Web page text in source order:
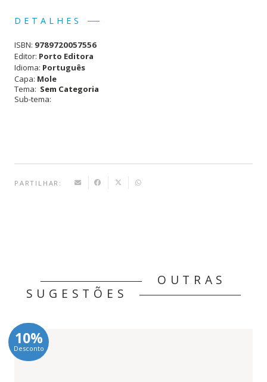
18,90 €.
de
Espanhol-
Português
DETALHES
ISBN: 9789720057556
Editor: Porto Editora
Idioma: Português
Capa: Mole
Tema: Sem Categoria
Sub-tema:
PARTILHAR:
OUTRAS
SUGESTÕES
10%
Desconto